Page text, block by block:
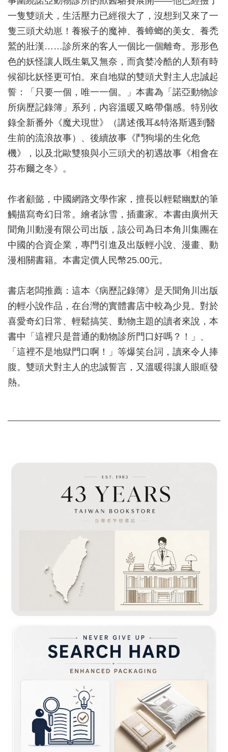
一隻雙頭犬，生活壓力已經很大了，沒想到又來了一
隻三頭犬幼崽！養猴子的魔神、養蟑螂的美女、養禿
鷲的壯漢……診所來的客人一個比一個離奇。形形色
色的妖怪讓人既生氣又無奈，而貪婪冷酷的人類有時
候卻比妖怪更可怕。來自地獄的雙頭犬對主人忠誠起
誓：「只要一個，唯一一個。」本書為「諾亞動物診
所病歷記錄簿」系列，內容溫暖又略帶傷感。特別收
錄全新番外《魔犬現世》（講述俄耳&特洛斯遇到醫
生前的流浪故事）、後續故事《鬥狗場的生化危
機》，以及北歐雙狼與小三頭犬的初遇故事《相會在
芬布爾之冬》。
作者顧懿，中國網路文學作家，擅長以輕鬆幽默的筆
觸描寫奇幻日常。繪者詠雪，插畫家。本書由廣州天
聞角川動漫有限公司出版，該公司為日本角川集團在
中國的合資企業，專門引進及出版輕小說、漫畫、動
漫相關書籍。本書定價人民幣25.00元。
書店老闆推薦：這本《病歷記錄簿》是天聞角川出版
的輕小說作品，在台灣的實體書店中較為少見。對於
喜愛奇幻日常、輕鬆搞笑、動物主題的讀者來說，本
書中「這裡只是普通的動物診所門口好嗎？！」、
「這裡不是地獄門口啊！」等爆笑台詞，讀來令人捧
腹。雙頭犬對主人的忠誠誓言，又溫暖得讓人眼眶發
熱。